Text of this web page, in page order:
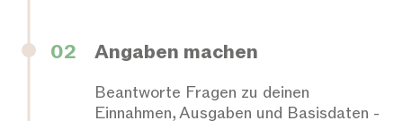
02 Angaben machen
Beantworte Fragen zu deinen
Einnahmen, Ausgaben und Basisdaten -